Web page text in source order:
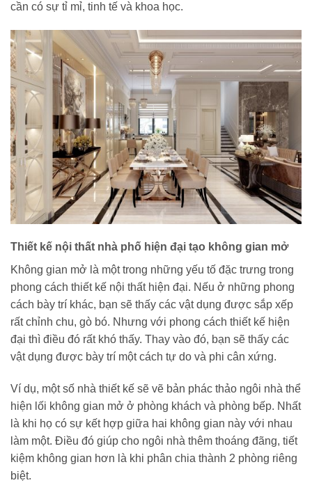
cần có sự tỉ mỉ, tinh tế và khoa học.
Thiết kế nội thất nhà phố hiện đại tạo không gian mở
Không gian mở là một trong những yếu tố đặc trưng trong
phong cách thiết kế nội thất hiện đại. Nếu ở những phong
cách bày trí khác, bạn sẽ thấy các vật dụng được sắp xếp
rất chỉnh chu, gò bó. Nhưng với phong cách thiết kế hiện
đại thì điều đó rất khó thấy. Thay vào đó, bạn sẽ thấy các
vật dụng được bày trí một cách tự do và phi cân xứng.
Ví dụ, một số nhà thiết kế sẽ vẽ bản phác thảo ngôi nhà thể
hiện lối không gian mở ở phòng khách và phòng bếp. Nhất
là khi họ có sự kết hợp giữa hai không gian này với nhau
làm một. Điều đó giúp cho ngôi nhà thêm thoáng đãng, tiết
kiệm không gian hơn là khi phân chia thành 2 phòng riêng
biệt.